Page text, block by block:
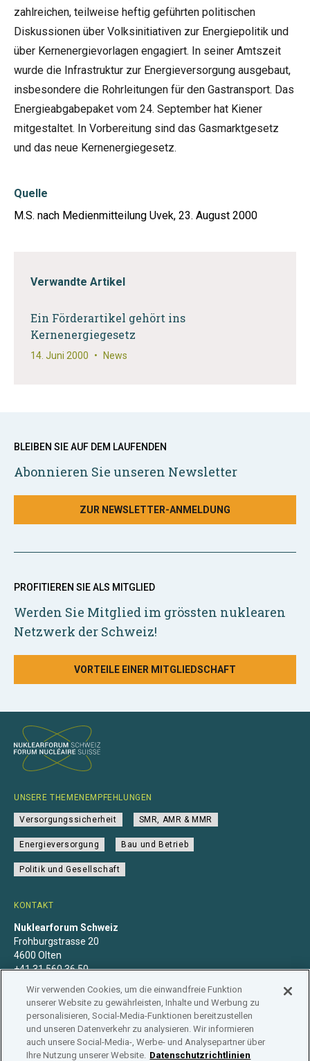
zahlreichen, teilweise heftig geführten politischen
Diskussionen über Volksinitiativen zur Energiepolitik und
über Kernenergievorlagen engagiert. In seiner Amtszeit
wurde die Infrastruktur zur Energieversorgung ausgebaut,
insbesondere die Rohrleitungen für den Gastransport. Das
Energieabgabepaket vom 24. September hat Kiener
mitgestaltet. In Vorbereitung sind das Gasmarktgesetz
und das neue Kernenergiegesetz.
Quelle
M.S. nach Medienmitteilung Uvek, 23. August 2000
Verwandte Artikel
Ein Förderartikel gehört ins
Kernenergiegesetz
14. Juni 2000 • News
BLEIBEN SIE AUF DEM LAUFENDEN
Abonnieren Sie unseren Newsletter
ZUR NEWSLETTER-ANMELDUNG
PROFITIEREN SIE ALS MITGLIED
Werden Sie Mitglied im grössten nuklearen
Netzwerk der Schweiz!
VORTEILE EINER MITGLIEDSCHAFT
KONTAKT
Nuklearforum Schweiz
Frohburgstrasse 20
4600 Olten
+41 31 560 36 50
UNSERE THEMENEMPFEHLUNGEN
Versorgungssicherheit SMR, AMR & MMR
Energieversorgung Bau und Betrieb
Politik und Gesellschaft
Datenschutzerklärung Impressum Mitgliedschaft
Wir verwenden Cookies, um die einwandfreie Funktion
unserer Website zu gewährleisten, Inhalte und Werbung zu
personalisieren, Social-Media-Funktionen bereitzustellen
und unseren Datenverkehr zu analysieren. Wir informieren
auch unsere Social-Media-, Werbe- und Analysepartner über
Ihre Nutzung unserer Website. Datenschutzrichtlinien